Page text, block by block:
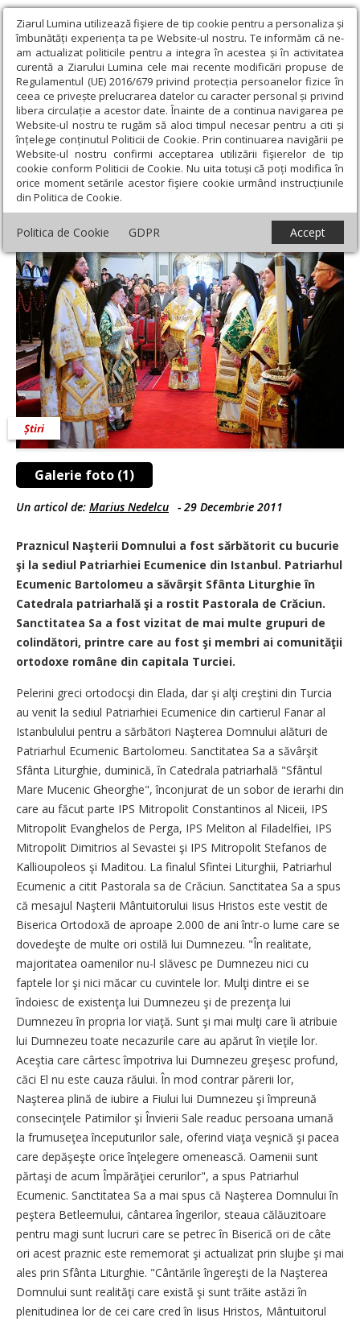
Ziarul Lumina utilizează fişiere de tip cookie pentru a personaliza și
îmbunătăți experiența ta pe Website-ul nostru. Te informăm că ne-
am actualizat politicile pentru a integra în acestea și în activitatea
curentă a Ziarului Lumina cele mai recente modificări propuse de
Regulamentul (UE) 2016/679 privind protecția persoanelor fizice în
ceea ce privește prelucrarea datelor cu caracter personal și privind
libera circulație a acestor date. Înainte de a continua navigarea pe
Website-ul nostru te rugăm să aloci timpul necesar pentru a citi și
înțelege conținutul Politicii de Cookie. Prin continuarea navigării pe
Website-ul nostru confirmi acceptarea utilizării fişierelor de tip
cookie conform Politicii de Cookie. Nu uita totuși că poți modifica în
orice moment setările acestor fişiere cookie urmând instrucțiunile
din Politica de Cookie.
Politica de Cookie GDPR Accept
Ziarul Lumina › Actualitate religioasă › Știri › Patriarhul
Ecumenic a fost colindat de românii din Istanbul
Patriarhul Ecumenic a fost colindat de
românii din Istanbul
Galerie foto (1)
Știri
Un articol de: Marius Nedelcu - 29 Decembrie 2011
Praznicul Naşterii Domnului a fost sărbătorit cu bucurie
şi la sediul Patriarhiei Ecumenice din Istanbul. Patriarhul
Ecumenic Bartolomeu a săvârşit Sfânta Liturghie în
Catedrala patriarhală şi a rostit Pastorala de Crăciun.
Sanctitatea Sa a fost vizitat de mai multe grupuri de
colindători, printre care au fost şi membri ai comunităţii
ortodoxe române din capitala Turciei.
Pelerini greci ortodocşi din Elada, dar şi alţi creştini din Turcia
au venit la sediul Patriarhiei Ecumenice din cartierul Fanar al
Istanbulului pentru a sărbători Naşterea Domnului alături de
Patriarhul Ecumenic Bartolomeu. Sanctitatea Sa a săvârşit
Sfânta Liturghie, duminică, în Catedrala patriarhală "Sfântul
Mare Mucenic Gheorghe", înconjurat de un sobor de ierarhi din
care au făcut parte IPS Mitropolit Constantinos al Niceii, IPS
Mitropolit Evanghelos de Perga, IPS Meliton al Filadelfiei, IPS
Mitropolit Dimitrios al Sevastei şi IPS Mitropolit Stefanos de
Kallioupoleos şi Maditou. La finalul Sfintei Liturghii, Patriarhul
Ecumenic a citit Pastorala sa de Crăciun. Sanctitatea Sa a spus
că mesajul Naşterii Mântuitorului Iisus Hristos este vestit de
Biserica Ortodoxă de aproape 2.000 de ani într-o lume care se
dovedeşte de multe ori ostilă lui Dumnezeu. "În realitate,
majoritatea oamenilor nu-l slăvesc pe Dumnezeu nici cu
faptele lor şi nici măcar cu cuvintele lor. Mulţi dintre ei se
îndoiesc de existenţa lui Dumnezeu şi de prezenţa lui
Dumnezeu în propria lor viaţă. Sunt şi mai mulţi care îi atribuie
lui Dumnezeu toate necazurile care au apărut în vieţile lor.
Aceştia care cârtesc împotriva lui Dumnezeu greşesc profund,
căci El nu este cauza răului. În mod contrar părerii lor,
Naşterea plină de iubire a Fiului lui Dumnezeu şi împreună
consecinţele Patimilor şi Învierii Sale readuc persoana umană
la frumuseţea începuturilor sale, oferind viaţa veşnică şi pacea
care depăşeşte orice înţelegere omenească. Oamenii sunt
părtaşi de acum Împărăţiei cerurilor", a spus Patriarhul
Ecumenic. Sanctitatea Sa a mai spus că Naşterea Domnului în
peştera Betleemului, cântarea îngerilor, steaua călăuzitoare
pentru magi sunt lucruri care se petrec în Biserică ori de câte
ori acest praznic este rememorat şi actualizat prin slujbe şi mai
ales prin Sfânta Liturghie. "Cântările îngereşti de la Naşterea
Domnului sunt realităţi care există şi sunt trăite astăzi în
plenitudinea lor de cei care cred în Iisus Hristos, Mântuitorul